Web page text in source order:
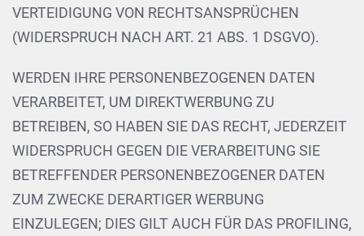
VERTEIDIGUNG VON RECHTSANSPRÜCHEN
(WIDERSPRUCH NACH ART. 21 ABS. 1 DSGVO).
WERDEN IHRE PERSONENBEZOGENEN DATEN
VERARBEITET, UM DIREKTWERBUNG ZU
BETREIBEN, SO HABEN SIE DAS RECHT, JEDERZEIT
WIDERSPRUCH GEGEN DIE VERARBEITUNG SIE
BETREFFENDER PERSONENBEZOGENER DATEN
ZUM ZWECKE DERARTIGER WERBUNG
EINZULEGEN; DIES GILT AUCH FÜR DAS PROFILING,